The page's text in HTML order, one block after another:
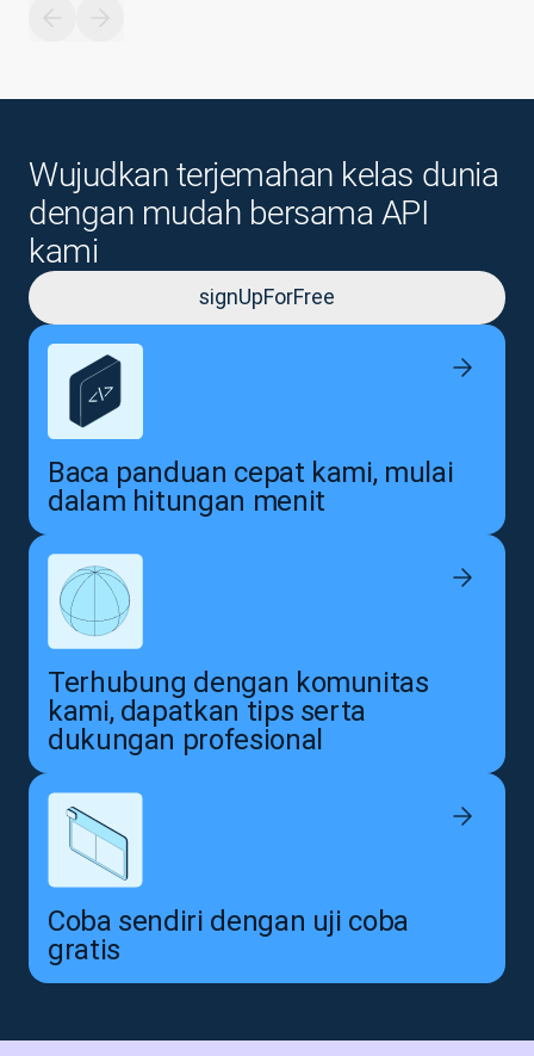
Wujudkan terjemahan kelas dunia
dengan mudah bersama API
kami
signUpForFree
Baca panduan cepat kami, mulai
dalam hitungan menit
Terhubung dengan komunitas
kami, dapatkan tips serta
dukungan profesional
Coba sendiri dengan uji coba
gratis